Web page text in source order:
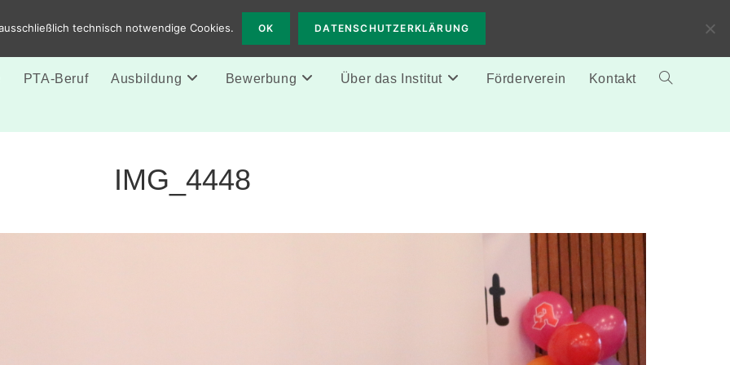
PTA-Beruf Ausbildung Bewerbung Über das Institut Förderverein Kontakt Website-
IMG_4448
technisch notwendige Cookies. OK DATENSCHUTZERKLÄRUNG